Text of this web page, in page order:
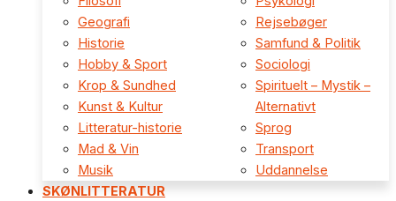
Geografi
Historie
Hobby & Sport
Krop & Sundhed
Kunst & Kultur
Litteratur-historie
Mad & Vin
Musik
Rejsebøger
Samfund & Politik
Sociologi
Spirituelt – Mystik –
Alternativt
Sprog
Transport
Uddannelse
SKØNLITTERATUR